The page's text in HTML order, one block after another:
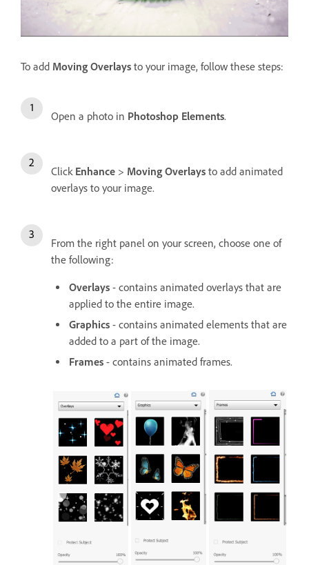
To add Moving Overlays to your image, follow these steps:
Open a photo in Photoshop Elements.
Click Enhance > Moving Overlays to add animated
overlays to your image.
From the right panel on your screen, choose one of
the following:
Overlays - contains animated overlays that are
applied to the entire image.
Graphics - contains animated elements that are
added to a part of the image.
Frames - contains animated frames.